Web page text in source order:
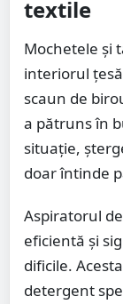
textile
Mochetele și
interiorul
scaun de
a pătruns în
situație,
doar întinde
Aspiratorul
eficientă și
dificile.
detergent